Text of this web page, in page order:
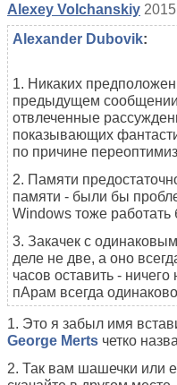
Alexey Volchanskiy
Alexander Dubovik:
1. Никаких
предыдущем
отвлеченные
показывающих
по причине
2. Памяти
памяти - были бы
Windows тоже
3. Закачек с
деле не две, а оно
часов оставить -
пАрам всегда
1. Это я забыл имя
George Merts четко
2. Так вам шашечки или